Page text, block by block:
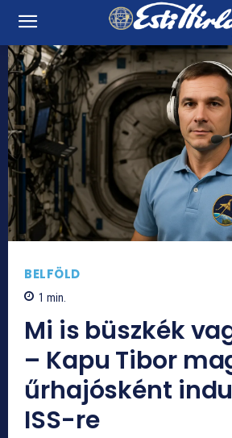
BELFÖLD
1 min.
Mi is büszkék
– Kapu Tibor
űrhajósként
ISS-re